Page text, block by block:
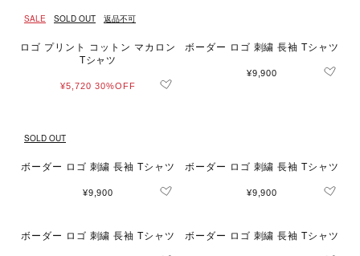
SALE SOLD OUT 返品不可
ロゴ プリント コットン マカロン
Tシャツ
¥5,720 30%OFF
ボーダー ロゴ 刺繍 長袖 Tシャツ
¥9,900
SOLD OUT
ボーダー ロゴ 刺繍 長袖 Tシャツ
¥9,900
ボーダー ロゴ 刺繍 長袖 Tシャツ
¥9,900
ボーダー ロゴ 刺繍 長袖 Tシャツ ボーダー ロゴ 刺繍 長袖 Tシャツ